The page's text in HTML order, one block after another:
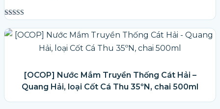
hạng
5.00
[OCOP] Nước Mắm Truyền Thống Cát Hải –
Quang Hải, loại Cốt Cá Thu 35ºN, chai 500ml